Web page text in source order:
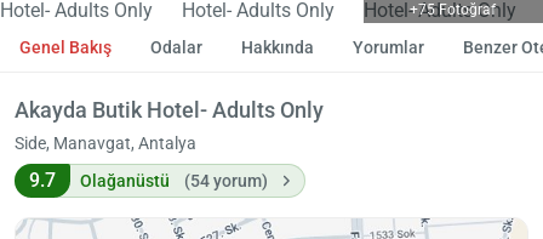
+75 Fotoğraf
Genel Bakış Odalar Hakkında Yorumlar Benzer
Akayda Butik Hotel- Adults Only
Side, Manavgat, Antalya
9.7 Olağanüstü (54 yorum)